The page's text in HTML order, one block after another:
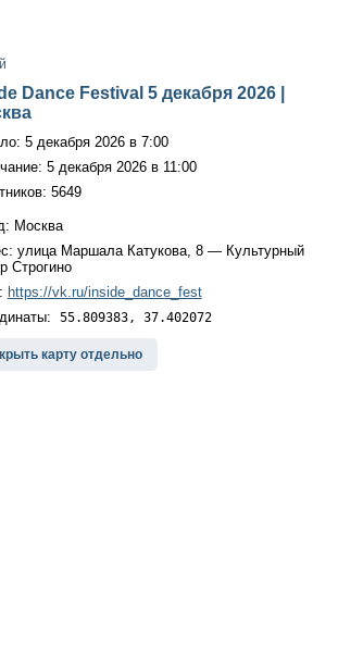
Dance Festival 5 декабря 2026 |
5 декабря 2026 в 7:00
5 декабря 2026 в 11:00
5649
Москва
улица Маршала Катукова, 8 — Культурный
Строгино
https://vk.ru/inside_dance_fest
55.809383, 37.402072
карту отдельно